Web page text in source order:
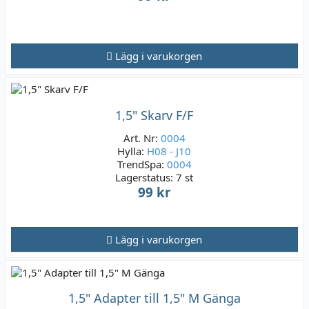
Lägg i varukorgen
1,5" Skarv F/F
Art. Nr: 0004
Hylla: H08 - J10
TrendSpa: 0004
Lagerstatus:7 st
99 kr
Lägg i varukorgen
1,5" Adapter till 1,5" M Gänga